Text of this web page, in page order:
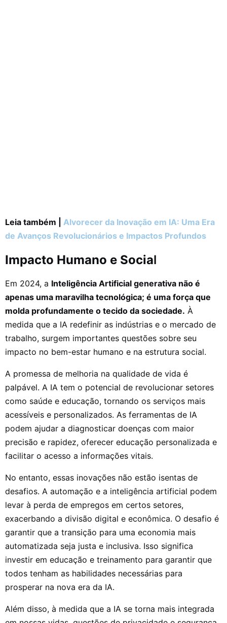
Leia também | Alvorecer da Inovação em IA: Uma Era
de Avanços Revolucionários e Impactos Profundos
Impacto Humano e Social
Em 2024, a Inteligência Artificial generativa não é
apenas uma maravilha tecnológica; é uma força que
molda profundamente o tecido da sociedade. À
medida que a IA redefinir as indústrias e o mercado de
trabalho, surgem importantes questões sobre seu
impacto no bem-estar humano e na estrutura social.
A promessa de melhoria na qualidade de vida é
palpável. A IA tem o potencial de revolucionar setores
como saúde e educação, tornando os serviços mais
acessíveis e personalizados. As ferramentas de IA
podem ajudar a diagnosticar doenças com maior
precisão e rapidez, oferecer educação personalizada e
facilitar o acesso a informações vitais.
No entanto, essas inovações não estão isentas de
desafios. A automação e a inteligência artificial podem
levar à perda de empregos em certos setores,
exacerbando a divisão digital e econômica. O desafio é
garantir que a transição para uma economia mais
automatizada seja justa e inclusiva. Isso significa
investir em educação e treinamento para garantir que
todos tenham as habilidades necessárias para
prosperar na nova era da IA.
Além disso, à medida que a IA se torna mais integrada